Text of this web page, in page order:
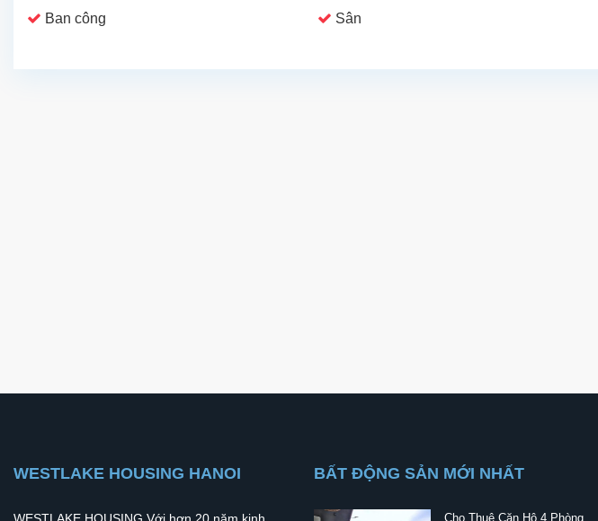
Ban công Sân
WESTLAKE HOUSING HANOI
WESTLAKE HOUSING Với hơn 20 năm kinh
BẤT ĐỘNG SẢN MỚI NHẤT
Cho Thuê Căn Hộ 4 Phòng